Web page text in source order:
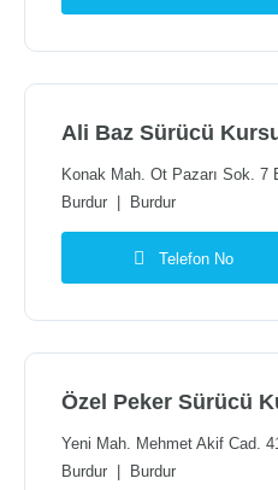
Ali Baz Sürücü
Konak Mah. Ot Pazarı Sok. 7
Burdur
Burdur
Telefon No
Özel Peker Sürücü
Yeni Mah. Mehmet Akif Cad.
Burdur
Burdur